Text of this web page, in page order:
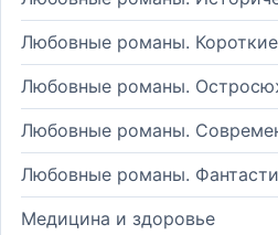
Любовные романы. Короткие
Любовные романы.
Любовные романы.
Любовные романы.
Медицина и здоровье